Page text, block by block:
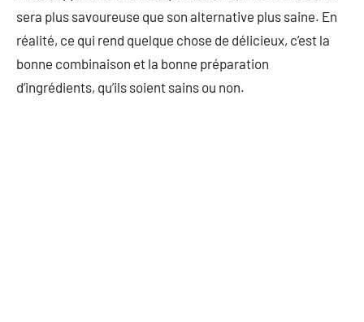
sera plus savoureuse que son alternative plus saine. En
réalité, ce qui rend quelque chose de délicieux, c’est la
bonne combinaison et la bonne préparation
d’ingrédients, qu’ils soient sains ou non.